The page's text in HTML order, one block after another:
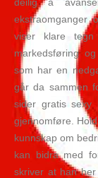
ekstraomganger
viser klare tegn
markedsføring
som har en
går da sammen
sider gratis sexy
gjennomføre.
kunnskap om
kan bidra med
skriver at han